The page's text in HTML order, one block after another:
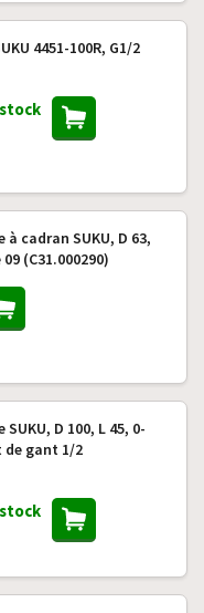
4451-100R, G1/2
cadran SUKU, D 63,
(C31.000290)
D 100, L 45, 0-
de gant 1/2